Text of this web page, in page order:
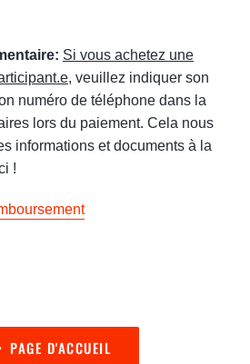
Si vous achetez une
, veuillez indiquer son
numéro de téléphone dans la
lors du paiement. Cela nous
informations et documents à la
!
PAGE D'ACCUEIL